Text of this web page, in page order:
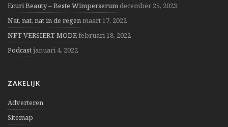
Ecuri Beauty – Beste Wimperserum december 25, 2023
Nat, nat, nat in de regenmaart 17, 2022
NFT VERSIERT MODEfebruari 18, 2022
Podcastjanuari 4, 2022
ZAKELIJK
Adverteren
Sitemap